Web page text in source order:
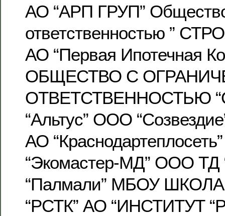
АО “АРП ГРУП”
ответственностью ”
АО “Первая Ипотечная
ОБЩЕСТВО С
ОТВЕТСТВЕННОСТЬЮ
“Альтус” ООО
АО
“Экомастер-МД” ООО
“Палмали” МБОУ
“РСТК” АО “ИНСТИТУТ